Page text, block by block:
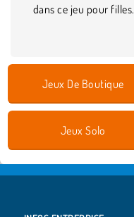
dans ce jeu pour filles.
Jeux De Boutique
Jeux Solo